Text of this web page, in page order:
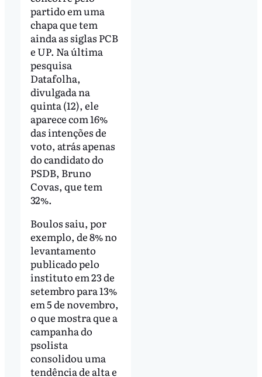
partido em uma
chapa que tem
ainda as siglas PCB
e UP. Na última
pesquisa
Datafolha,
divulgada na
quinta (12), ele
aparece com 16%
das intenções de
voto, atrás apenas
do candidato do
PSDB, Bruno
Covas, que tem
32%.
Boulos saiu, por
exemplo, de 8% no
levantamento
publicado pelo
instituto em 23 de
setembro para 13%
em 5 de novembro,
o que mostra que a
campanha do
psolista
consolidou uma
tendência de alta e